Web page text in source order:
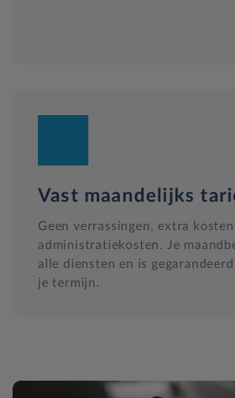
Vast maandelijks
Geen verrassingen, extra
administratiekosten. Je
alle diensten en is
je termijn.